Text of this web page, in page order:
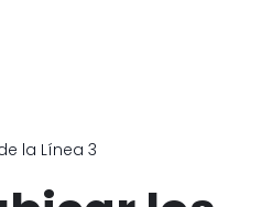
la Línea 3